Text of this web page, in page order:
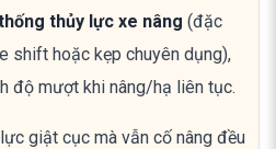
thủy lực xe nâng (đặc
shift hoặc kẹp chuyên dụng),
độ mượt khi nâng/hạ liên tục.
giật cục mà vẫn cố nâng đều